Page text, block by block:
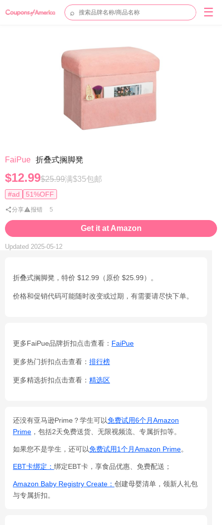
⌕ ☰
FaiPue 折叠式搁脚凳
$12.99$25.99满$35包邮
#ad 51%OFF
分享 报错 5
Get it at Amazon
Updated 2025-05-12
折叠式搁脚凳，特价 $12.99（原价 $25.99）。
价格和促销代码可能随时改变或过期，有需要请尽快下单。
更多FaiPue品牌折扣点击查看： FaiPue
更多热门折扣点击查看： 排行榜
更多精选折扣点击查看： 精选区
还没有亚马逊Prime？学生可以免费试用6个月Amazon
Prime ，包括2天免费送货、无限视频流、专属折扣等。
如果您不是学生，还可以免费试用1个月Amazon Prime。
EBT卡绑定： 绑定EBT卡，享食品优惠、免费配送；
Amazon Baby Registry Create： 创建母婴清单，领新人礼包
与专属折扣。